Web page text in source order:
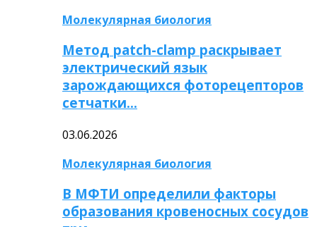
Молекулярная биология
Метод patch-clamp раскрывает
электрический язык
зарождающихся фоторецепторов
сетчатки…
03.06.2026
Молекулярная биология
В МФТИ определили факторы
образования кровеносных сосудов